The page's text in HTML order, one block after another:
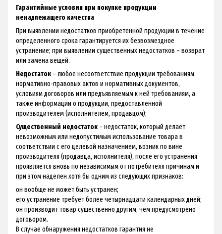
Гарантийные условия при покупке продукции
ненадлежащего качества
При выявлении недостатков приобретенной продукции в течение
определенного срока гарантируется их безвозмездное
устранение; при выявлении существенных недостатков – возврат
или замена вещей.
Недостаток – любое несоответствие продукции требованиям
нормативно-правовых актов и нормативных документов,
условиям договоров или предъявляемым к ней требованиям, а
также информации о продукции, предоставленной
производителем (исполнителем, продавцом);
Существенный недостаток – недостаток, который делает
невозможным или недопустимым использование товара в
соответствии с его целевой назначением, возник по вине
производителя (продавца, исполнителя), после его устранения
проявляется вновь по независимым от потребителя причинам и
при этом наделен хотя бы одним из следующих признаков:
он вообще не может быть устранен;
его устранение требует более четырнадцати календарных дней;
он производит товар существенно другим, чем предусмотрено
договором.
В случае обнаружения недостатков гарантия не